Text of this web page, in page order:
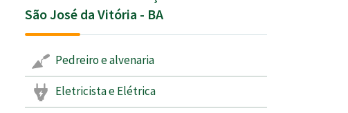
São José da Vitória - BA
Pedreiro e alvenaria
Eletricista e Elétrica